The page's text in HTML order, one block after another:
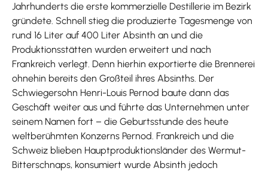
Jahrhunderts die erste kommerzielle Destillerie im Bezirk
gründete. Schnell stieg die produzierte Tagesmenge von
rund 16 Liter auf 400 Liter Absinth an und die
Produktionsstätten wurden erweitert und nach
Frankreich verlegt. Denn hierhin exportierte die Brennerei
ohnehin bereits den Großteil ihres Absinths. Der
Schwiegersohn Henri-Louis Pernod baute dann das
Geschäft weiter aus und führte das Unternehmen unter
seinem Namen fort – die Geburtsstunde des heute
weltberühmten Konzerns Pernod. Frankreich und die
Schweiz blieben Hauptproduktionsländer des Wermut-
Bitterschnaps, konsumiert wurde Absinth jedoch